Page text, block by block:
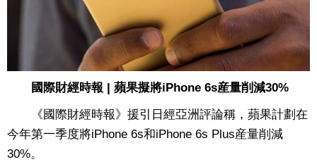
國際財經時報 | 蘋果擬將iPhone 6s産量削減30%
《國際財經時報》援引日經亞洲評論稱，蘋果計劃在
今年第一季度將iPhone 6s和iPhone 6s Plus産量削減
30%。